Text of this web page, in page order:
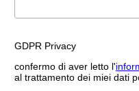
GDPR Privacy
confermo di aver letto l'
al trattamento dei miei dati